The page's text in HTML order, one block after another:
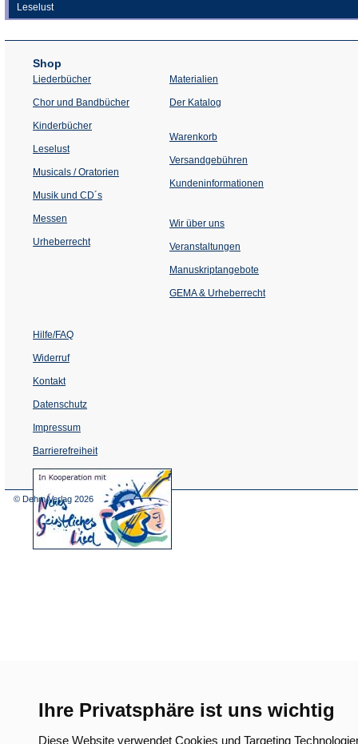
Ihre Privatsphäre ist uns wichtig
Diese Website verwendet Cookies und Targeting
Leselust
Shop
Liederbücher
Chor und Bandbücher
Kinderbücher
Leselust
Musicals / Oratorien
Musik und CD´s
Messen
Urheberrecht
Materialien
Der Katalog
Warenkorb
Versandgebühren
Kundeninformationen
Wir über uns
Veranstaltungen
einem
Tab)
Manuskriptangebote
GEMA & Urheberrecht
Hilfe/FAQ
Widerruf
Kontakt
Datenschutz
Impressum
Barrierefreiheit
(Öffnet
in
© Dehm Verlag 2026